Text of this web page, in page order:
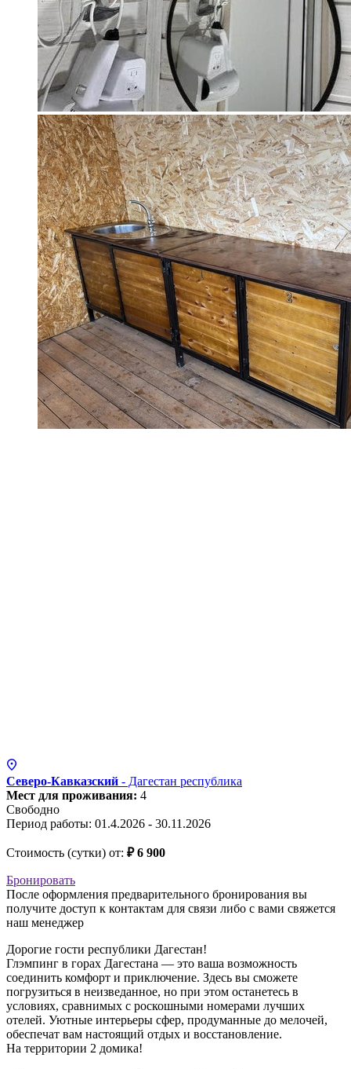
Северо-Кавказский - Дагестан республика
Мест для проживания: 4
Свободно
Период работы: 01.4.2026 - 30.11.2026
Стоимость (сутки) от: ₽ 6 900
Бронировать
После оформления предварительного бронирования вы
получите доступ к контактам для связи либо с вами свяжется
наш менеджер
Дорогие гости республики Дагестан!
Глэмпинг в горах Дагестана — это ваша возможность
соединить комфорт и приключение. Здесь вы сможете
погрузиться в неизведанное, но при этом останетесь в
условиях, сравнимых с роскошными номерами лучших
отелей. Уютные интерьеры сфер, продуманные до мелочей,
обеспечат вам настоящий отдых и восстановление.
На территории 2 домика!